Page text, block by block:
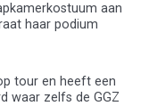
aan
haar podium
tour en heeft een
waar zelfs de GGZ